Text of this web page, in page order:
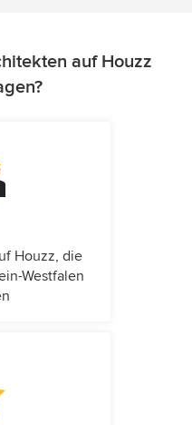
auf Houzz
Houzz, die
Westfalen